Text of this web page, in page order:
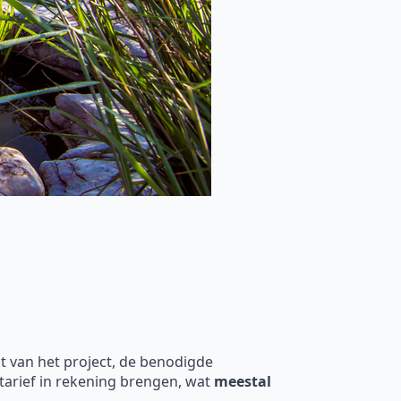
van het project, de benodigde
in rekening brengen, wat meestal